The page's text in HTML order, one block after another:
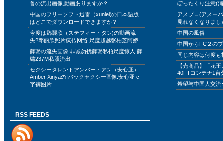
兽の流出画像,動画ありますか？
中国のフリーソフト迅雷（xunlei)の日本語版
はどこでダウンロードできますか？
今度は鄧麗欣（ステフィー・タン)の動画流
失?邓丽欣照片疯传网络 尺度超越张柏芝阿娇
薛璐の流失画像:非诚勿扰薛璐私拍尺度惊人 薛
璐237M私照流出
セクシータレントアンバー・アン（安心亜）
Amber XinyaのIバックセクシー画像:安心亚 c
字裤图片
ぼったくり注意(
アメブロ(アメー
見れなくなりまし
中国の風俗
中国からFC２の
同じ内容は何度
【売商品】「花
40FTコンテナ1台
希望与中国人交
RSS FEEDS